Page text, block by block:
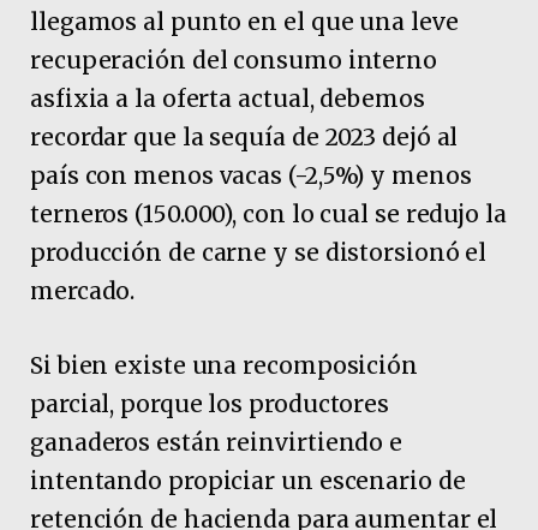
llegamos al punto en el que una leve
recuperación del consumo interno
asfixia a la oferta actual, debemos
recordar que la sequía de 2023 dejó al
país con menos vacas (-2,5%) y menos
terneros (150.000), con lo cual se redujo la
producción de carne y se distorsionó el
mercado.
Si bien existe una recomposición
parcial, porque los productores
ganaderos están reinvirtiendo e
intentando propiciar un escenario de
retención de hacienda para aumentar el